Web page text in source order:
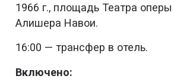
1966 г., площадь Театра
Алишера Навои.
16:00 — трансфер в отель.
Включено: